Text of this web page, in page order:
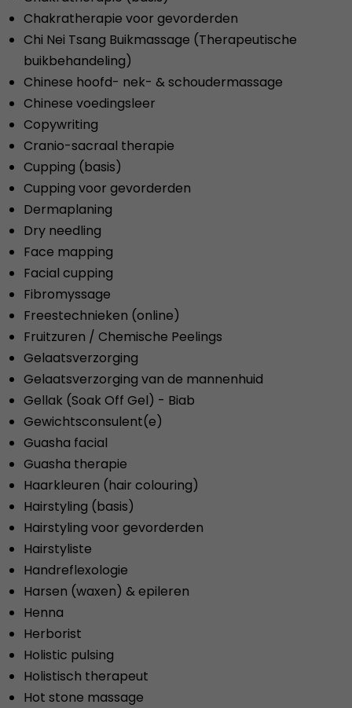
Chakratherapie voor gevorderden
Chi Nei Tsang Buikmassage (Therapeutische
buikbehandeling)
Chinese hoofd- nek- & schoudermassage
Chinese voedingsleer
Copywriting
Cranio-sacraal therapie
Cupping (basis)
Cupping voor gevorderden
Dermaplaning
Dry needling
Face mapping
Facial cupping
Fibromyssage
Freestechnieken (online)
Fruitzuren / Chemische Peelings
Gelaatsverzorging
Gelaatsverzorging van de mannenhuid
Gellak (Soak Off Gel) - Biab
Gewichtsconsulent(e)
Guasha facial
Guasha therapie
Haarkleuren (hair colouring)
Hairstyling (basis)
Hairstyling voor gevorderden
Hairstyliste
Handreflexologie
Harsen (waxen) & epileren
Henna
Herborist
Holistic pulsing
Holistisch therapeut
Hot stone massage